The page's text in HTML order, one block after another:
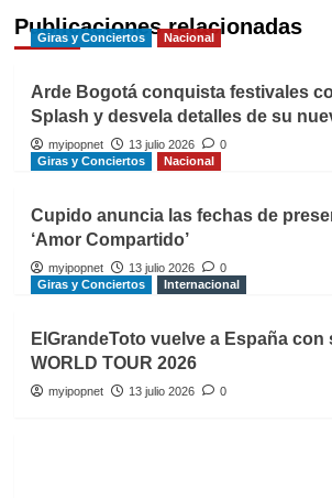
Publicaciones relacionadas
Giras y Conciertos Nacional
Arde Bogotá conquista festivales
Splash y desvela detalles de su
myipopnet 13 julio 2026
0
Giras y Conciertos
Nacional
Cupido anuncia las fechas de
‘Amor Compartido’
myipopnet 13 julio 2026
0
Giras y Conciertos
Internacional
ElGrandeToto vuelve a España con
WORLD TOUR 2026
myipopnet 13 julio 2026 0